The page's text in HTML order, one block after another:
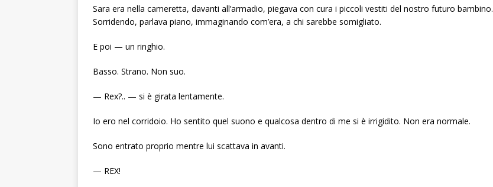
Sara era nella cameretta, davanti all’armadio, piegava con cura i piccoli vestiti del nostro futuro bambino.
Sorridendo, parlava piano, immaginando com’era, a chi sarebbe somigliato.
E poi — un ringhio.
Basso. Strano. Non suo.
— Rex?.. — si è girata lentamente.
Io ero nel corridoio. Ho sentito quel suono e qualcosa dentro di me si è irrigidito. Non era normale.
Sono entrato proprio mentre lui scattava in avanti.
— REX!